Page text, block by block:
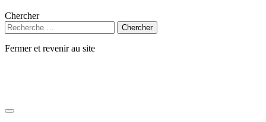
Chercher
Fermer et revenir au site